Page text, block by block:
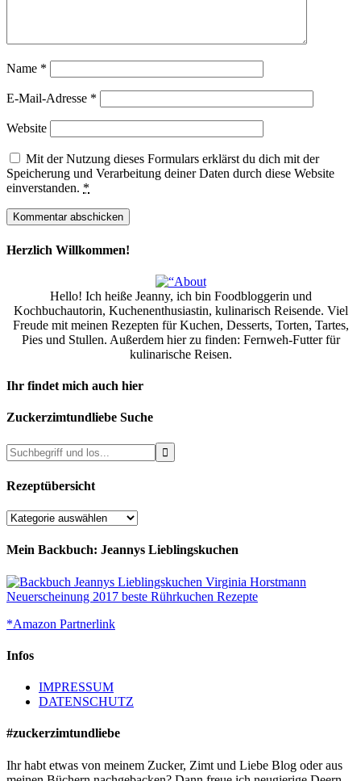
Name *
E-Mail-Adresse *
Website
Mit der Nutzung dieses Formulars erklärst du dich mit der
Speicherung und Verarbeitung deiner Daten durch diese Website
einverstanden. *
Herzlich Willkommen!
Hello! Ich heiße Jeanny, ich bin Foodbloggerin und
Kochbuchautorin, Kuchenenthusiastin, kulinarisch Reisende. Viel
Freude mit meinen Rezepten für Kuchen, Desserts, Torten, Tartes,
Pies und Stullen. Außerdem hier zu finden: Fernweh-Futter für
kulinarische Reisen.
Ihr findet mich auch hier
Zuckerzimtundliebe Suche
Rezeptübersicht
Rezeptübersicht
Mein Backbuch: Jeannys Lieblingskuchen
*Amazon Partnerlink
Infos
IMPRESSUM
DATENSCHUTZ
#zuckerzimtundliebe
Ihr habt etwas von meinem Zucker, Zimt und Liebe Blog oder aus